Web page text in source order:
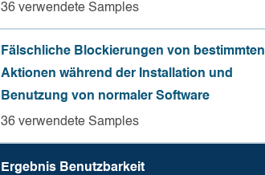
36 verwendete Samples
Fälschliche Blockierungen von bestimmten
Aktionen während der Installation und
Benutzung von normaler Software
36 verwendete Samples
Ergebnis Benutz­barkeit